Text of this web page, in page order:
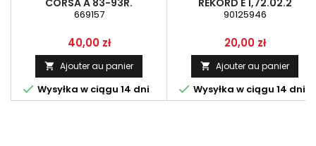
CORSA A 83-93R.
669157
Prix
40,00 zł
 Ajouter au panier
 Wysyłka w ciągu 14 dni
REKORD E 1,72.02.2
90125946
Prix
20,00 zł
 Ajouter au panier
 Wysyłka w ciągu 14 dni